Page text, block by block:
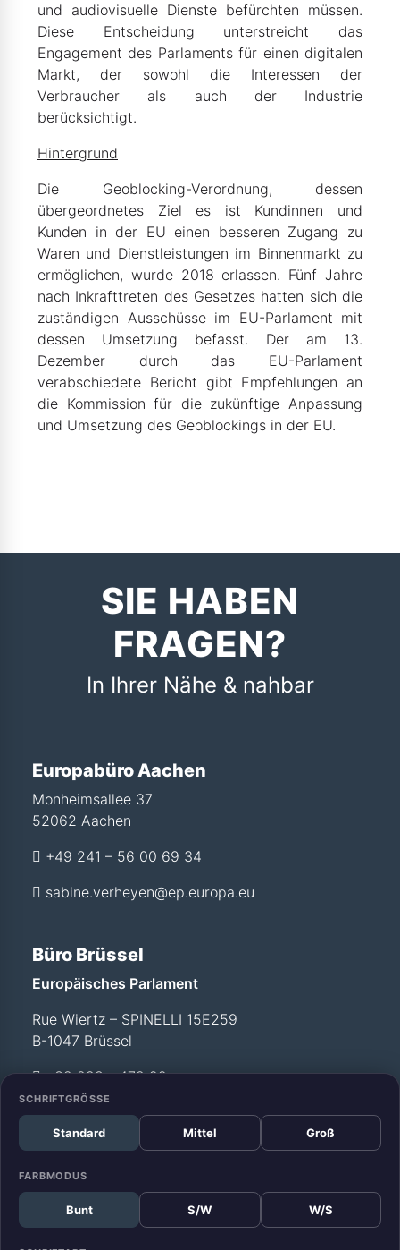
SCHRIFTGRÖSSE
Standard Mittel Groß
FARBMODUS
Bunt S/W W/S
und audiovisuelle Dienste befürchten müssen.
Diese Entscheidung unterstreicht das
Engagement des Parlaments für einen digitalen
Markt, der sowohl die Interessen der
Verbraucher als auch der Industrie
berücksichtigt.
Hintergrund
Die Geoblocking-Verordnung, dessen
übergeordnetes Ziel es ist Kundinnen und
Kunden in der EU einen besseren Zugang zu
Waren und Dienstleistungen im Binnenmarkt zu
ermöglichen, wurde 2018 erlassen. Fünf Jahre
nach Inkrafttreten des Gesetzes hatten sich die
zuständigen Ausschüsse im EU-Parlament mit
dessen Umsetzung befasst. Der am 13.
Dezember durch das EU-Parlament
verabschiedete Bericht gibt Empfehlungen an
die Kommission für die zukünftige Anpassung
und Umsetzung des Geoblockings in der EU.
SIE HABEN
FRAGEN?
In Ihrer Nähe & nahbar
Europabüro Aachen
Monheimsallee 37
52062 Aachen
+49 241 – 56 00 69 34
sabine.verheyen@ep.europa.eu
Büro Brüssel
Europäisches Parlament
Rue Wiertz – SPINELLI 15E259
B-1047 Brüssel
+32 228 - 472 99
Büro Straßburg
Europäisches Parlament
Allée du Printemps –
WEISS T12 029
F-67070 Straßburg